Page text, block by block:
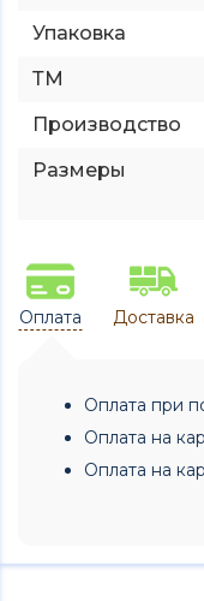
Упаковка
ТМ
Производство
Размеры
Оплата Доставка
Оплата при
Оплата на
Оплата на